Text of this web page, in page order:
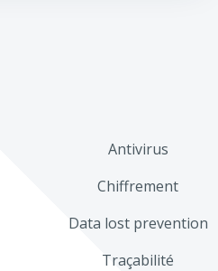
Antivirus
Chiffrement
Data lost prevention
Traçabilité